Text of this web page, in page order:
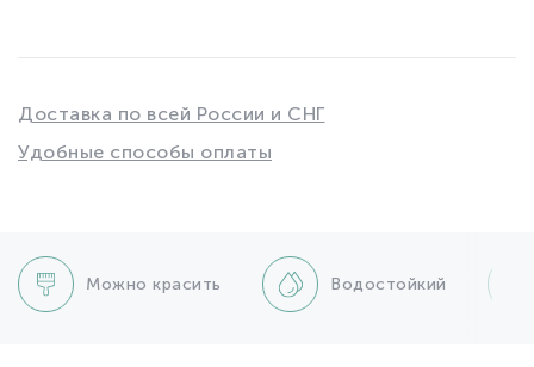
Доставка по всей России и СНГ
Удобные способы оплаты
Можно красить Водостойкий